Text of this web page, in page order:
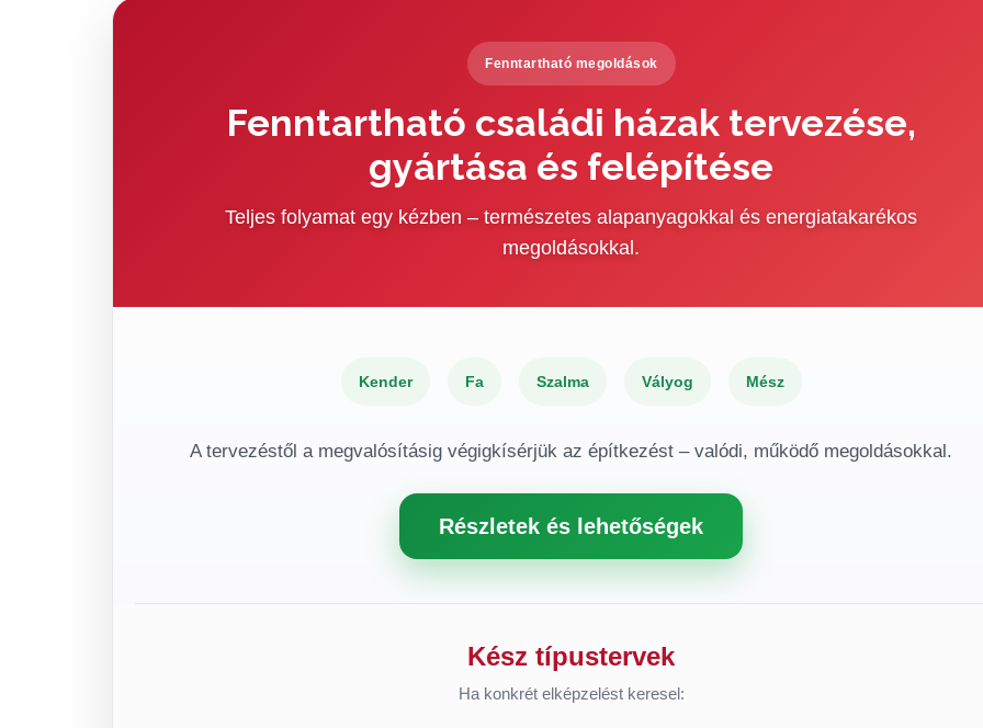
Fenntartható megoldások
Fenntartható családi házak tervezése,
gyártása és felépítése
Teljes folyamat egy kézben – természetes alapanyagokkal és energiatakarékos
megoldásokkal.
Kender Fa Szalma Vályog Mész
A tervezéstől a megvalósításig végigkísérjük az építkezést – valódi, működő megoldásokkal.
Részletek és lehetőségek
Kész típustervek
Ha konkrét elképzelést keresel: